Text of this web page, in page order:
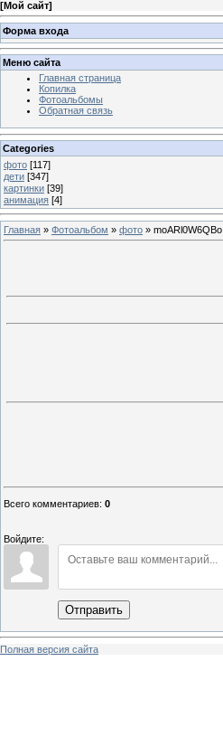
[Мой сайт]
Форма входа
Меню сайта
Главная страница
Копилка
Фотоальбомы
Обратная связь
Categories
фото [117]
дети [347]
картинки [39]
анимация [4]
Главная » Фотоальбом » фото » moARl0W6QBo
Всего комментариев: 0
Войдите:
Отправить
Полная версия сайта